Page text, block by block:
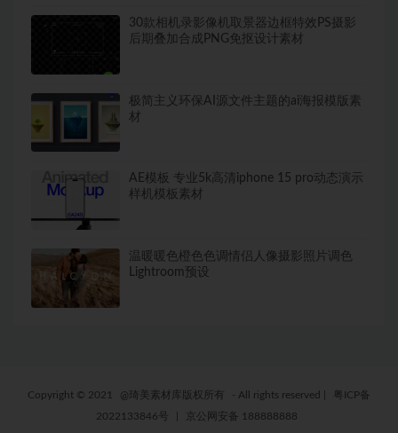
30款相机录影像机取景器边框特效PS摄影
后期叠加合成PNG免抠设计素材
极简主义环保AI源文件主题的ai海报模版素
材
AE模板 专业5k高清iphone 15 pro动态演示
样机模板素材
温暖暖色橙色色调情侣人像摄影照片调色
Lightroom预设
Copyright © 2021 @琦美素材库版权所有 - All rights reserved
粤ICP备
2022133846号
京公网安备 188888888